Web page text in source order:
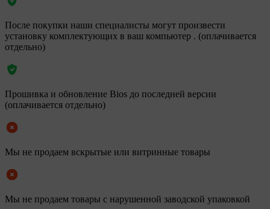
После покупки наши специалисты могут произвести
установку комплектующих в ваш компьютер . (оплачивается
отдельно)
Прошивка и обновление Bios до последней версии
(оплачивается отдельно)
Мы не продаем вскрытые или витринные товары
Мы не продаем товары с нарушенной заводской упаковкой